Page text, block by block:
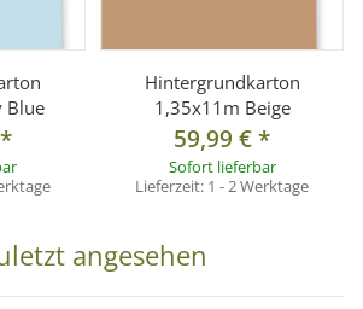
Blue
*
Hintergrundkarton
1,35x11m Beige
59,99 €*
Sofort lieferbar
Lieferzeit: 1 - 2 Werktage
angesehen